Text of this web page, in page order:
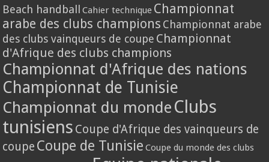
Beach handball Cahier technique Championnat
arabe des clubs champions Championnat arabe
des clubs vainqueurs de coupe Championnat
d'Afrique des clubs champions
Championnat d'Afrique des nations
Championnat de Tunisie
Championnat du monde Clubs
tunisiens Coupe d'Afrique des vainqueurs de
coupe Coupe de Tunisie Coupe du monde des clubs